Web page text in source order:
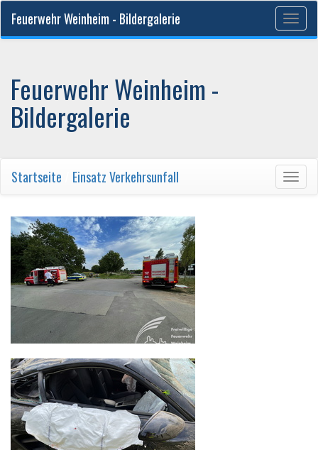
Feuerwehr Weinheim - Bildergalerie
Feuerwehr Weinheim -
Bildergalerie
Startseite Einsatz Verkehrsunfall